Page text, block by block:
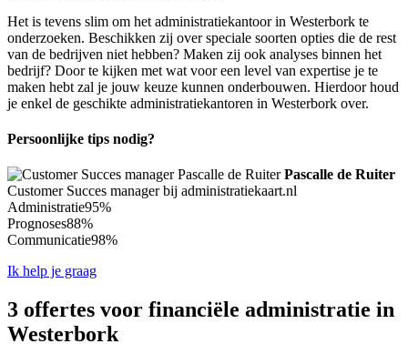
Het is tevens slim om het administratiekantoor in Westerbork te
onderzoeken. Beschikken zij over speciale soorten opties die de rest
van de bedrijven niet hebben? Maken zij ook analyses binnen het
bedrijf? Door te kijken met wat voor een level van expertise je te
maken hebt zal je jouw keuze kunnen onderbouwen. Hierdoor houd
je enkel de geschikte administratiekantoren in Westerbork over.
Persoonlijke tips nodig?
Pascalle de Ruiter
Customer Succes manager bij administratiekaart.nl
Administratie95%
Prognoses88%
Communicatie98%
Ik help je graag
3 offertes voor financiële administratie in
Westerbork